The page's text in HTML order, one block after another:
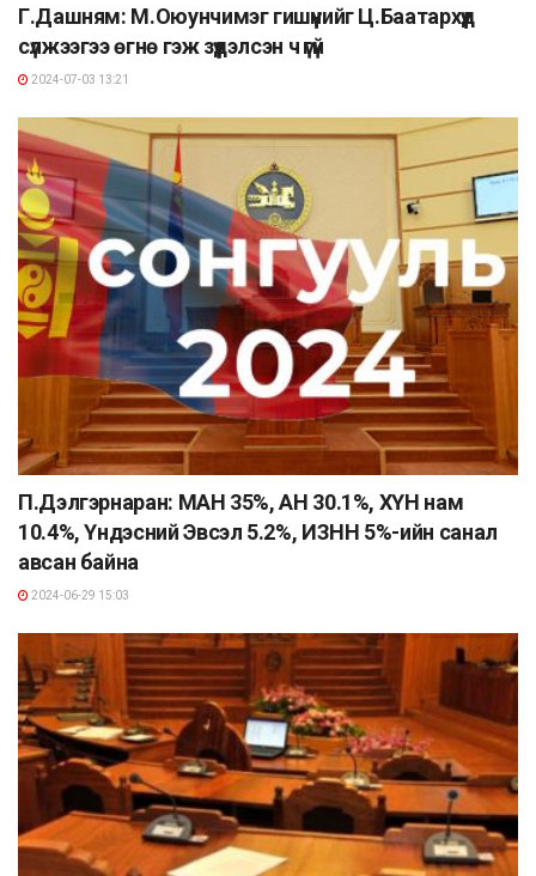
Г.Дашням: М.Оюунчимэг гишүүнийг Ц.Баатархүүд
сүлжээгээ өгнө гэж зүүдэлсэн ч үгүй
2024-07-03 13:21
П.Дэлгэрнаран: МАН 35%, АН 30.1%, ХҮН нам
10.4%, Үндэсний Эвсэл 5.2%, ИЗНН 5%-ийн санал
авсан байна
2024-06-29 15:03